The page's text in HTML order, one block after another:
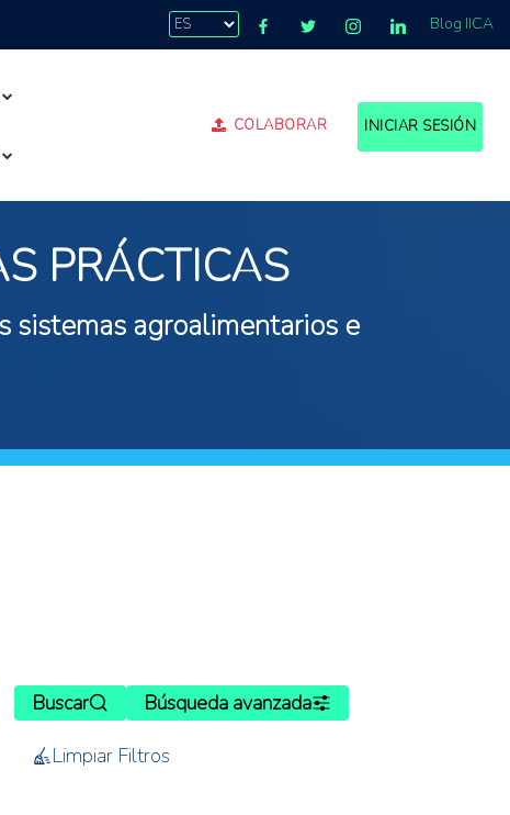
Blog IICA
COLABORAR INICIAR SESIÓN
PRÁCTICAS
sistemas agroalimentarios e
Buscar
Búsqueda avanzada
Limpiar Filtros